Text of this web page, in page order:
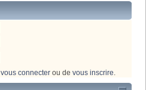
vous connecter ou de vous inscrire.